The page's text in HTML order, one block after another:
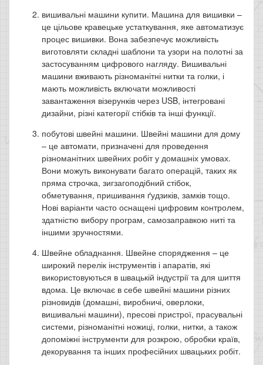
вишивальні машини купити. Машина для вишивки –
це цільове кравецьке устаткування, яке автоматизує
процес вишивки. Вона забезпечує можливість
виготовляти складні шаблони та узори на полотні за
застосуванням цифрового нагляду. Вишивальні
машини вживають різноманітні нитки та голки, і
мають можливість включати можливості
завантаження візерунків через USB, інтегровані
дизайни, різні категорії стібків та інші функції.
побутові швейні машини. Швейні машини для дому
– це автомати, призначені для проведення
різноманітних швейних робіт у домашніх умовах.
Вони можуть виконувати багато операцій, таких як
пряма строчка, зигзагоподібний стібок,
обметування, пришивання ґудзиків, замків тощо.
Нові варіанти часто оснащені цифровим контролем,
здатністю вибору програм, самозаправкою ниті та
іншими зручностями.
Швейне обладнання. Швейне спорядження – це
широкий перелік інструментів і апаратів, які
використовуються в швацькій індустрії та для шиття
вдома. Це включає в себе швейні машини різних
різновидів (домашні, виробничі, оверлоки,
вишивальні машини), пресові пристрої, прасувальні
системи, різноманітні ножиці, голки, нитки, а також
допоміжні інструменти для розкрою, обробки країв,
декорування та інших професійних швацьких робіт.